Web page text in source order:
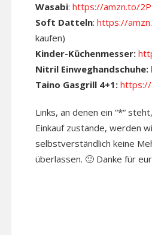
Wasabi: https://amzn.to/
Soft Datteln: https://
kaufen)
Kinder-Küchenmesser:
Nitril Einweghandschuhe:
Taino Gasgrill 4+1: https://
Links, an denen ein “*“
Einkauf zustande, werden
selbstverständlich keine
überlassen. 🙂 Danke für